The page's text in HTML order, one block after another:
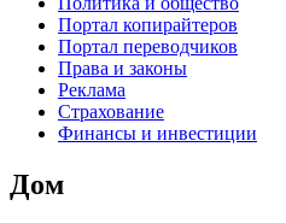
Портал копирайтеров
Портал переводчиков
Права и законы
Реклама
Страхование
Финансы и инвестиции
Дом